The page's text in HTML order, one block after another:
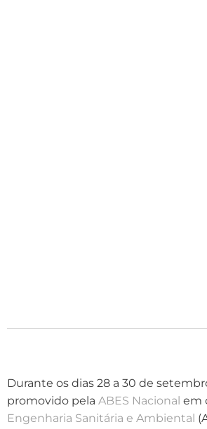
Durante os dias 28 a 30 de
promovido pela ABES Nacional em
Engenharia Sanitária e Ambiental